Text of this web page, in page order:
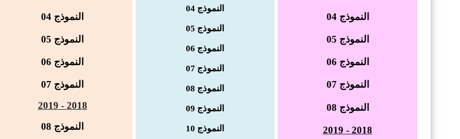
النموذج 04
النموذج 05
النموذج 06
النموذج 07
النموذج 08
2018 -
2019
النموذج 04
النموذج 05
النموذج 06
النموذج 07
النموذج 08
النموذج 09
النموذج 10
النموذج 04
النموذج 05
النموذج 06
النموذج 07
2018 - 2019
النموذج 08